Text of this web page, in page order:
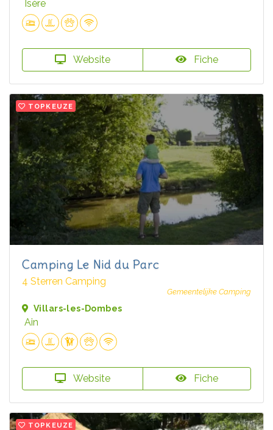
Isère
Website Fiche
TOPKEUZE
Camping Le Nid du Parc
4 Sterren Camping
Gemeentelijke Camping
Villars-les-Dombes
Ain
Website Fiche
TOPKEUZE